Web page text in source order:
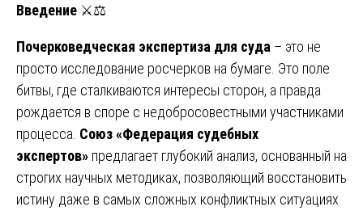
Введение ⚔️⚖️
Почерковедческая экспертиза для суда – это не
просто исследование росчерков на бумаге. Это поле
битвы, где сталкиваются интересы сторон, а правда
рождается в споре с недобросовестными участниками
процесса. Союз «Федерация судебных
экспертов» предлагает глубокий анализ, основанный на
строгих научных методиках, позволяющий восстановить
истину даже в самых сложных конфликтных ситуациях